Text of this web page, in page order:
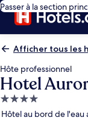
Passer à la section
Afficher tous les
Hôte professionnel
Hotel
Hébergement
4.0 étoiles
Hôtel au bord de l'eau